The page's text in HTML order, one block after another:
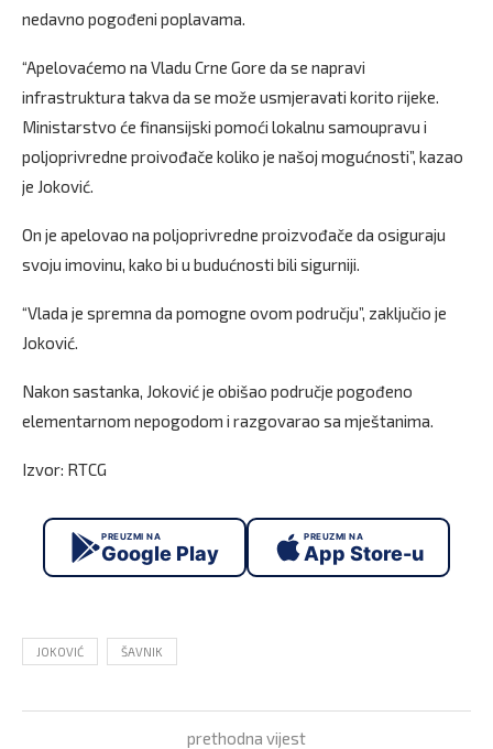
nedavno pogođeni poplavama.
“Apelovaćemo na Vladu Crne Gore da se napravi
infrastruktura takva da se može usmjeravati korito rijeke.
Ministarstvo će finansijski pomoći lokalnu samoupravu i
poljoprivredne proivođače koliko je našoj mogućnosti”, kazao
je Joković.
On je apelovao na poljoprivredne proizvođače da osiguraju
svoju imovinu, kako bi u budućnosti bili sigurniji.
“Vlada je spremna da pomogne ovom području”, zaključio je
Joković.
Nakon sastanka, Joković je obišao područje pogođeno
elementarnom nepogodom i razgovarao sa mještanima.
Izvor: RTCG
PREUZMI NA
Google Play
PREUZMI NA
App Store-u
JOKOVIĆ ŠAVNIK
prethodna vijest